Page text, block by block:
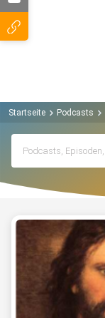
Startseite Podcasts